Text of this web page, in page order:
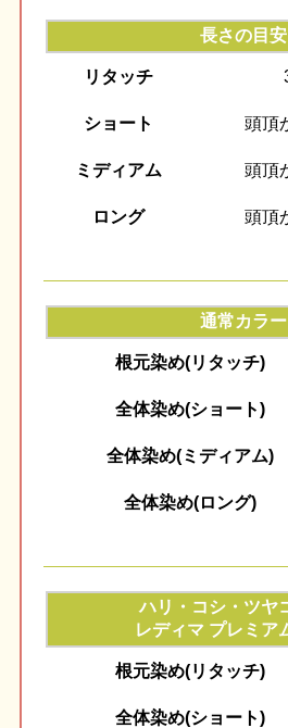
長さの目安
リタッチ
ショート 頭頂
ミディアム 頭頂
ロング 頭頂
通常カラー
根元染め(リタッチ)
全体染め(ショート)
全体染め(ミディアム)
全体染め(ロング)
ハリ・コシ・ツヤ
レディマ プレミア
根元染め(リタッチ)
全体染め(ショート)